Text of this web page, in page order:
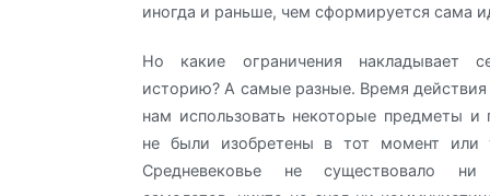
иногда и раньше, чем сформируется сама
Но какие ограничения накладывает
историю? А самые разные. Время действия
нам использовать некоторые предметы и
не были изобретены в тот момент или
Средневековье не существовало